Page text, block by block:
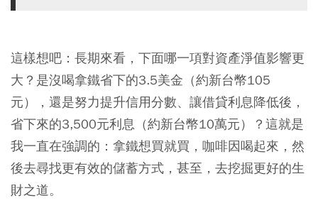
這樣想吧：長期來看，下面哪一項對資產淨值影響更
大？是沒喝拿鐵省下的3.5美金（約新台幣105
元），還是努力提升信用分數、讓借貸利息降低後，
省下來的3,500元利息（約新台幣10萬元）？這就是
我一直在強調的：拿鐵想買就買，咖啡因喝起來，然
後去尋找更有效的儲蓄方式，甚至，去挖掘更好的生
財之道。